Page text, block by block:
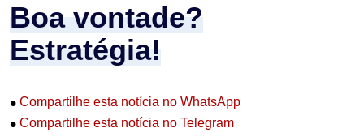
Boa vontade?
Estratégia!
• Compartilhe esta notícia no WhatsApp
• Compartilhe esta notícia no Telegram